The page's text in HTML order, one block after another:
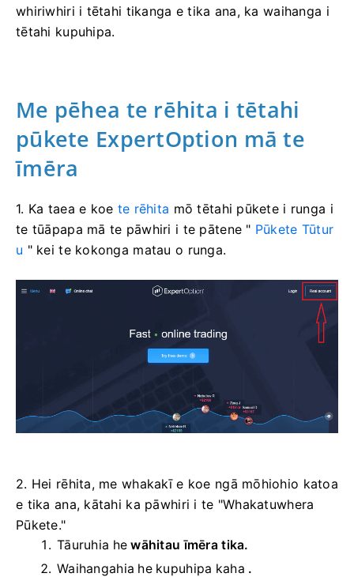
whiriwhiri i tētahi tikanga e tika ana, ka waihanga i
tētahi kupuhipa.
Me pēhea te rēhita i tētahi
pūkete ExpertOption mā te
īmēra
1. Ka taea e koe te rēhita mō tētahi pūkete i runga i
te tūāpapa mā te pāwhiri i te pātene " Pūkete Tūtur
u " kei te kokonga matau o runga.
2. Hei rēhita, me whakakī e koe ngā mōhiohio katoa
e tika ana, kātahi ka pāwhiri i te "Whakatuwhera
Pūkete."
Tāuruhia hewāhitau īmēra tika.
Waihangahia he kupuhipa kaha .